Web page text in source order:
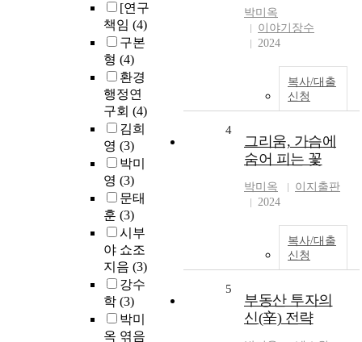
[연구
책임 (4)
구본
형 (4)
환경
행정연
구회 (4)
김희
영 (3)
박미
영 (3)
문태
훈 (3)
시부
야 쇼조
지음 (3)
강수
학 (3)
박미
옥 엮음
박미옥
이야기장수
2024
복사/대출
신청
4
그리움, 가슴에
숨어 피는 꽃
박미옥
이지출판
2024
복사/대출
신청
5
부동산 투자의
신(辛) 전략